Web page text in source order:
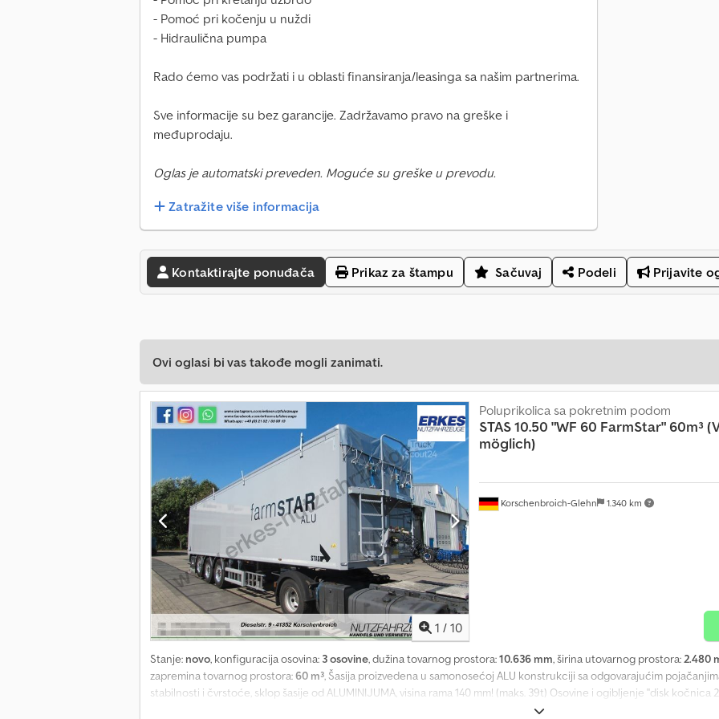
- Pomoć pri kočenju u nuždi
- Hidraulična pumpa
Rado ćemo vas podržati i u oblasti finansiranja/leasinga sa našim partnerima.
Sve informacije su bez garancije. Zadržavamo pravo na greške i
međuprodaju.
Oglas je automatski preveden. Moguće su greške u prevodu.
Zatražite više informacija
Kontaktirajte ponuđača Prikaz za štampu Sačuvaj Podeli Prijavite
Ovi oglasi bi vas takođe mogli zanimati.
1 / 10
Korschenbroich-Glehn 1.340 km
Poluprikolica sa pokretnim podom
STAS10.50 "WF 60 FarmStar" 60m³
möglich)
Stanje: novo, konfiguracija osovina: 3 osovine, dužina tovarnog prostora:10.636 mm, širina utovarnog prostora:2.480
zapremina tovarnog prostora:60 m³, Šasija proizvedena u samonosećoj ALU konstrukciji sa odgovarajućim
stabilnosti i čvrstoće, sklop šasije od ALUMINIJUMA, visina rama 140 mm! (maks. 39t) Osovine i ogibljenje "disk kočnica
vazdušnim ogibljenjem, podizanje i spuštanje, Wabco Smartboard, elektronski indikator habanja kočnica (BVA) za